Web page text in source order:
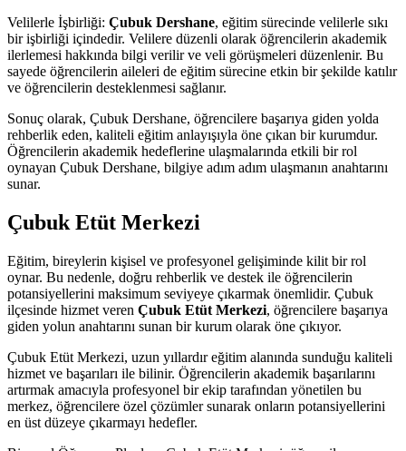
Velilerle İşbirliği: Çubuk Dershane, eğitim sürecinde velilerle sıkı
bir işbirliği içindedir. Velilere düzenli olarak öğrencilerin akademik
ilerlemesi hakkında bilgi verilir ve veli görüşmeleri düzenlenir. Bu
sayede öğrencilerin aileleri de eğitim sürecine etkin bir şekilde katılır
ve öğrencilerin desteklenmesi sağlanır.
Sonuç olarak, Çubuk Dershane, öğrencilere başarıya giden yolda
rehberlik eden, kaliteli eğitim anlayışıyla öne çıkan bir kurumdur.
Öğrencilerin akademik hedeflerine ulaşmalarında etkili bir rol
oynayan Çubuk Dershane, bilgiye adım adım ulaşmanın anahtarını
sunar.
Çubuk Etüt Merkezi
Eğitim, bireylerin kişisel ve profesyonel gelişiminde kilit bir rol
oynar. Bu nedenle, doğru rehberlik ve destek ile öğrencilerin
potansiyellerini maksimum seviyeye çıkarmak önemlidir. Çubuk
ilçesinde hizmet veren Çubuk Etüt Merkezi, öğrencilere başarıya
giden yolun anahtarını sunan bir kurum olarak öne çıkıyor.
Çubuk Etüt Merkezi, uzun yıllardır eğitim alanında sunduğu kaliteli
hizmet ve başarıları ile bilinir. Öğrencilerin akademik başarılarını
artırmak amacıyla profesyonel bir ekip tarafından yönetilen bu
merkez, öğrencilere özel çözümler sunarak onların potansiyellerini
en üst düzeye çıkarmayı hedefler.